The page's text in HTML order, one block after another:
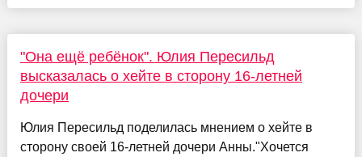
"Она ещё ребёнок". Юлия Пересильд
высказалась о хейте в сторону 16-летней
дочери
Юлия Пересильд поделилась мнением о хейте в
сторону своей 16-летней дочери Анны."Хочется